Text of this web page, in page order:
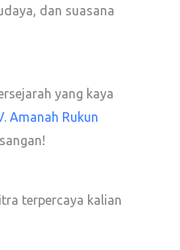
dan suasana
yang kaya
Amanah Rukun
terpercaya kalian